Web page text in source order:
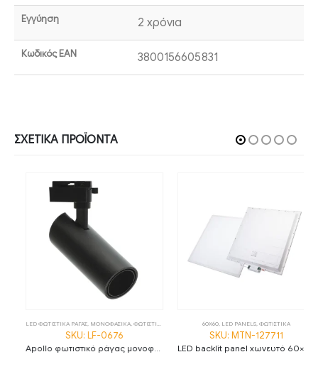
Εγγύηση 2 χρόνια
Κωδικός EAN 3800156605831
ΣΧΕΤΙΚΆ ΠΡΟΪΌΝΤΑ
LED ΦΩΤΙΣΤΙΚΑ ΡΑΓΑΣ,ΜΟΝΟΦΑΣΙΚΑ, ΦΩΤΙΣΤΙΚΑ
SKU: LF-0676
Apollo φωτιστικό ράγας μονοφασικό LED COB 30W 4000Κ με μαύρο σώμα
60X60,LED PANELS,ΦΩΤΙΣΤΙΚΑ
SKU: MTN-127711
LED backlit panel χωνευτό 60×60 36W 6000K ψυχρό λευκό 120lm/W